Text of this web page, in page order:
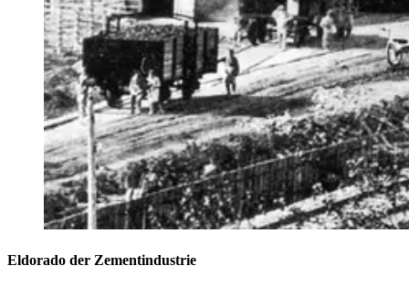
Eldorado der Zementindustrie